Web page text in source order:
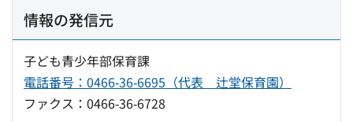
情報の発信元
子ども青少年部保育課
電話番号：0466‐36‐6695（代表 辻堂保育園）
ファクス：0466‐36‐6728